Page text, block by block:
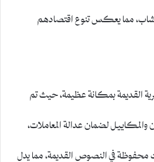
مما يعكس تنوع اقتصادهم
القديمة بمكانة عظيمة، حيث تم
لضمان عدالة المعاملات،
في النصوص القديمة، مما يدل